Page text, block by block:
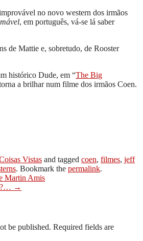
no novo western dos irmãos
, em português, vá-se lá saber
de Mattie e, sobretudo, de Rooster
histórico Dude, em “The Big
a brilhar num filme dos irmãos Coen.
Vistas and tagged coen, filmes, jeff
. Bookmark the permalink.
Martin Amis
→
be published. Required fields are